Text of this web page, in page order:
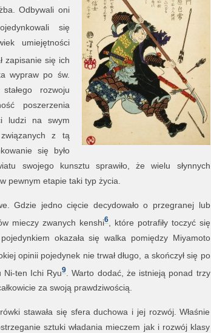
Odbywali oni
się
umiejętności
zapisanie się ich
wypraw po św.
rozwoju
poszerzenia
ludzi na swym
z tą
się było
swojego kunsztu sprawiło, że wielu słynnych
pewnym etapie taki typ życia.
Gdzie jedno cięcie decydowało o przegranej lub
mieczy zwanych kenshi6, które potrafiły toczyć się
okazała się walka pomiędzy Miyamoto
opinii pojedynek nie trwał długo, a skończył się po
Ni-ten Ichi Ryu9
. Warto dodać, że istnieją ponad trzy
za swoją prawdziwością.
stawała się sfera duchowa i jej rozwój. Właśnie
sztuki władania mieczem jak i rozwój klasy